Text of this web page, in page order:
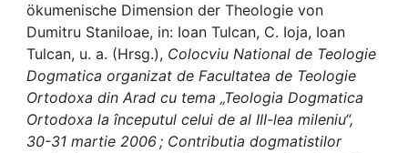
Help
ökumenische Dimension der Theologie von
Dumitru Staniloae, in: Ioan Tulcan, C. Ioja, Ioan
Tulcan, u. a. (Hrsg.), Colocviu National de Teologie
Dogmatica organizat de Facultatea de Teologie
Ortodoxa din Arad cu tema „Teologia Dogmatica
Ortodoxa la începutul celui de al III-lea mileniu“,
30-31 martie 2006 ; Contributia dogmatistilor